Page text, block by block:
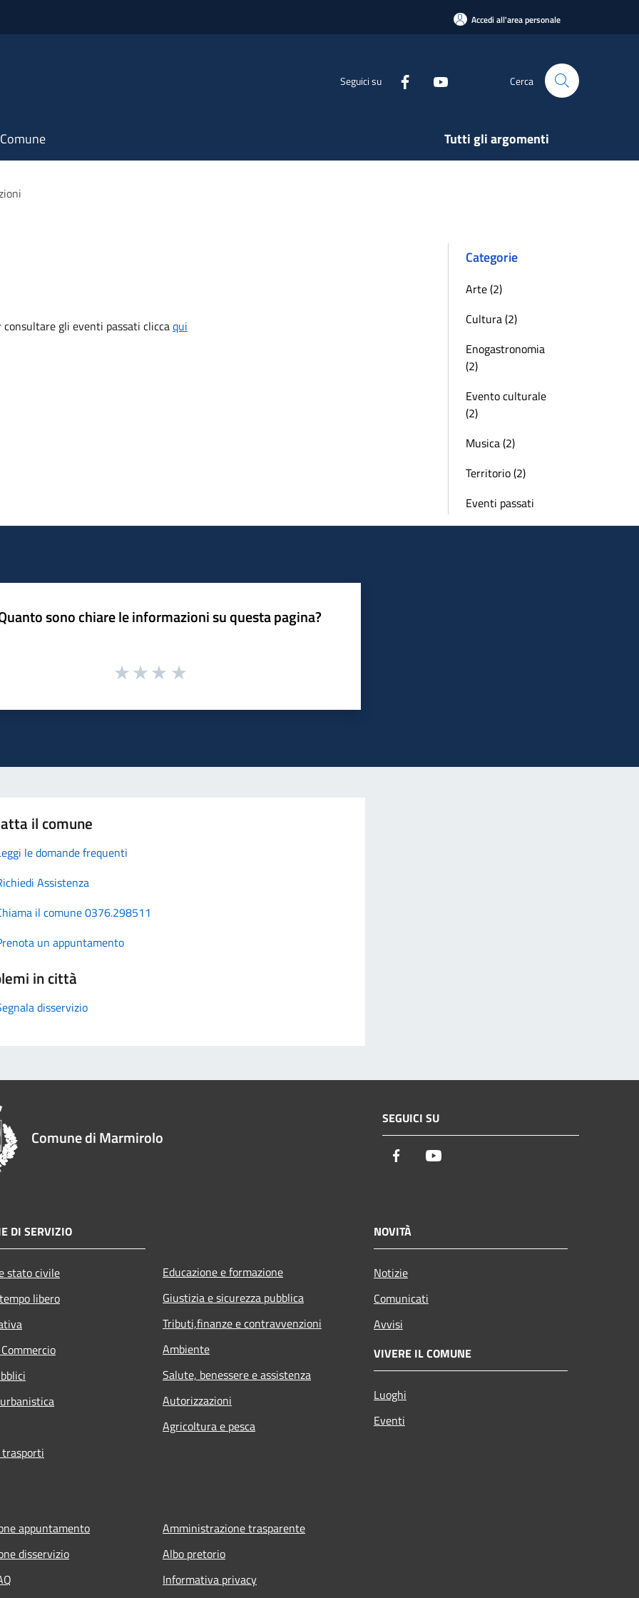
Accedi all'area personale
Seguici su Cerca
Tutti gli argomenti
gli eventi passati cliccaqui
Categorie
Arte (2)
Cultura (2)
Enogastronomia
(2)
Evento culturale
(2)
Musica (2)
Territorio (2)
Eventi passati
sono chiare le informazioni su questa pagina?
il comune
le domande frequenti
Assistenza
il comune 0376.298511
un appuntamento
in città
disservizio
Comune di Marmirolo
SEGUICI SU
Facebook
DI SERVIZIO
stato civile
libero
Educazione e formazione
Giustizia e sicurezza pubblica
Tributi,finanze e contravvenzioni
Ambiente
Salute, benessere e assistenza
Autorizzazioni
Agricoltura e pesca
NOVITÀ
Notizie
Comunicati
Avvisi
VIVERE IL COMUNE
Luoghi
Eventi
appuntamento
disservizio
Amministrazione trasparente
Albo pretorio
Informativa privacy